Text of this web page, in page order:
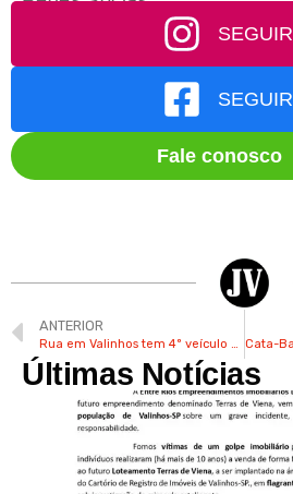
SEGUIR
SEGUIR
Fale conosco
ANTERIOR
Rua em Valinhos tem 4º veículo furtado em menos de um mês
Últimas Notícias